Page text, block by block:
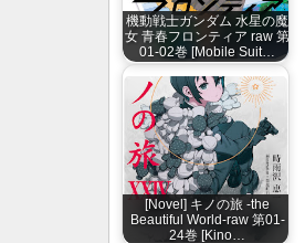
機動戦士ガンダム 水星の魔
女 青春フロンティア raw 第
01-02巻 [Mobile Suit…
[Novel] キノの旅 -the
Beautiful World-raw 第01-
24巻 [Kino…